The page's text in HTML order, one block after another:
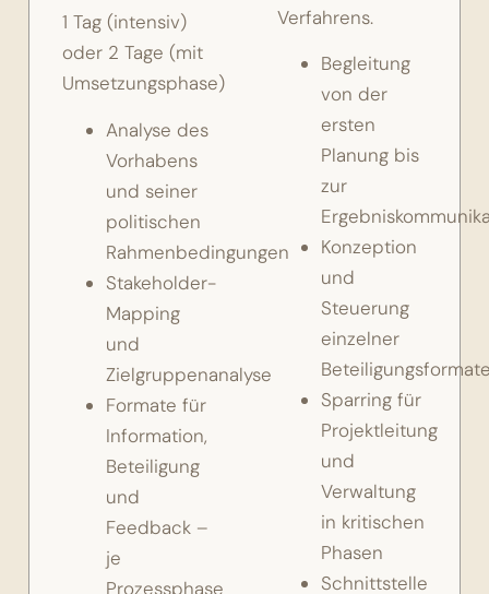
1 Tag (intensiv)
oder 2 Tage (mit
Umsetzungsphase)
Analyse des
Vorhabens
und seiner
politischen
Rahmenbedingungen
Stakeholder-
Mapping
und
Zielgruppenanalyse
Formate für
Information,
Beteiligung
und
Feedback –
je
Prozessphase
Verfahrens.
Begleitung
von der
ersten
Planung bis
zur
Konzeption
und
Steuerung
einzelner
Sparring für
Projektleitung
und
Verwaltung
in kritischen
Phasen
Schnittstelle